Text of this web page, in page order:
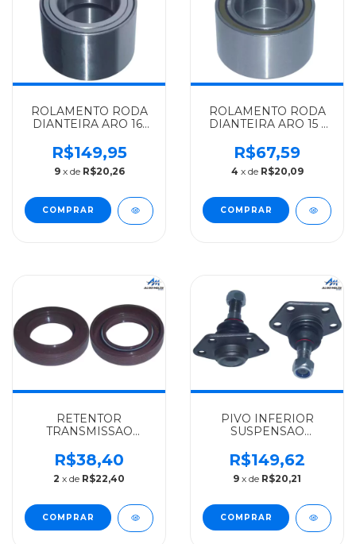
ROLAMENTO RODA
DIANTEIRA ARO 16-
IMPORTADO
DUCATO 2.3 2010 ATE
2017 - 1328054080
R$149,95
9 x de R$20,26
ROLAMENTO RODA
DIANTEIRA ARO 15 -
IMPORTADO
DUCATO - 1346651080
R$67,59
4 x de R$20,09
RETENTOR
TRANSMISSAO
ARCA DUCATO
FURGAO
(PASSAGEIRO 2.5/2.8)
R$38,40
2 x de R$22,40
PIVO INFERIOR
SUSPENSAO
FIAT ALGOMAIS
DUCATO 01/98 A
12/05 / 01/06 A 12/17 -
R$149,62
9 x de R$20,21